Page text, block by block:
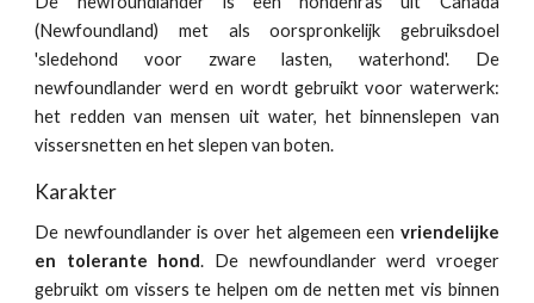
(Newfoundland) met als oorspronkelijk gebruiksdoel
'sledehond voor zware lasten, waterhond'. De
newfoundlander werd en wordt gebruikt voor waterwerk:
het redden van mensen uit water, het binnenslepen van
vissersnetten en het slepen van boten.
Karakter
De newfoundlander is over het algemeen een vriendelijke
en tolerante hond. De newfoundlander werd vroeger
gebruikt om vissers te helpen om de netten met vis binnen